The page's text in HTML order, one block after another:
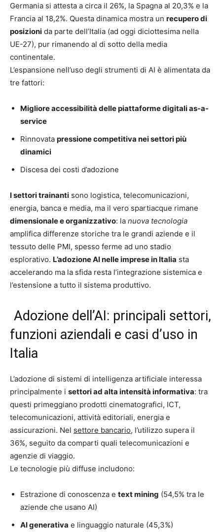
Germania si attesta a circa il 26%, la Spagna al 20,3% e la
Francia al 18,2%. Questa dinamica mostra un recupero di
posizioni da parte dell’Italia (ad oggi diciottesima nella
UE-27), pur rimanendo al di sotto della media
continentale.
L’espansione nell’uso degli strumenti di AI è alimentata da
tre fattori:
Migliore accessibilità delle piattaforme digitali as-a-
service
Rinnovata pressione competitiva nei settori più
dinamici
Discesa dei costi d’adozione
I settori trainanti sono logistica, telecomunicazioni,
energia, banca e media, ma il vero spartiacque rimane
dimensionale e organizzativo: la nuova tecnologia
amplifica differenze storiche tra le grandi aziende e il
tessuto delle PMI, spesso ferme ad uno stadio
esplorativo. L’adozione AI nelle imprese in Italia sta
accelerando ma la sfida resta l’integrazione sistemica e
l’estensione a tutto il sistema produttivo.
Adozione dell’AI: principali settori,
funzioni aziendali e casi d’uso in
Italia
L’adozione di sistemi di intelligenza artificiale interessa
principalmente i settori ad alta intensità informativa: tra
questi primeggiano prodotti cinematografici, ICT,
telecomunicazioni, attività editoriali, energia e
assicurazioni. Nel settore bancario, l’utilizzo supera il
36%, seguito da comparti quali telecomunicazioni e
agenzie di viaggio.
Le tecnologie più diffuse includono:
Estrazione di conoscenza e text mining (54,5% tra le
aziende che usano AI)
AI generativa e linguaggio naturale (45,3%)